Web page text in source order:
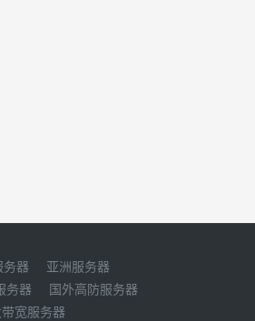
务器
亚洲服务器
务器
国外高防服务器
宽服务器